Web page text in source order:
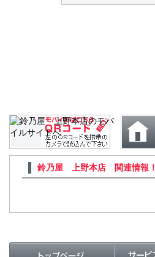
鈴乃屋 上野本店 関連情報！